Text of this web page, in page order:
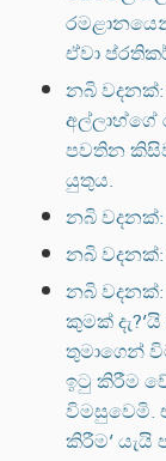
ඒවා
නබි
පවතින
යුතුය.
නබි
නබි වදනක්:
නබි වදනක්:
කුමක්
තුමාගෙන්
ඉටු කිරීම
විමසුවෙමි.
කිරීම’ යැයි